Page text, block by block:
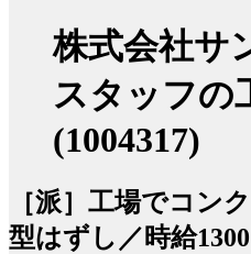
株式会社サ
スタッフの
(1004317)
［派］工場でコン
型はずし／時給